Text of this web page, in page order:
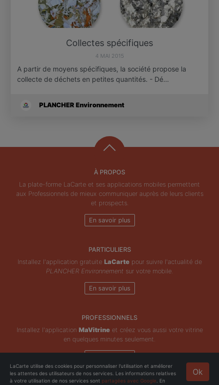
Collectes spécifiques
4 MAI 2015
A partir de moyens spécifiques, la société propose la
collecte de déchets en petites quantités. - Dé…
PLANCHER Environnement
À PROPOS
La plate-forme LaCarte et ses applications mobiles permettent
aux Professionnels de mieux communiquer auprès de leurs clients
et prospects.
En savoir plus
PARTICULIERS
Installez l'application gratuite LaCartepour suivre l'actualité de
PLANCHER Environnement sur votre mobile.
En savoir plus
PROFESSIONNELS
Installez l'application MaVitrineet créez vous aussi votre vitrine
en quelques minutes seulement.
Copyright © ZeMAP 2026 - Tous droits réservés. Ok
LaCarte utilise des cookies pour personnaliser l'utilisation et améliorer
les attentes des utilisateurs de nos services. Les informations relatives
à votre utilisation de nos services sont partagées avec Google . En